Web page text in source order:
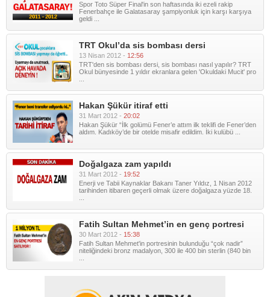
Spor Toto Süper Final'in son haftasında iki ezeli rakip
Fenerbahçe ile Galatasaray şampiyonluk için karşı karşıya
geldi ...
TRT Okul’da sis bombası dersi
13 Nisan 2012 - 12:56
TRT'den sis bombası dersi, sis bombası nasıl yapılır? TRT
Okul bünyesinde 1 yıldır ekranlara gelen 'Okuldaki Mucit' pro
Hakan Şükür itiraf etti
31 Mart 2012 - 20:02
Hakan Şükür “İlk golümü Fener’e attım ilk teklifi de Fener’den
aldım. Kadıköy’de bir otelde misafir edildim. İki kulübü ...
Doğalgaza zam yapıldı
31 Mart 2012 - 19:52
Enerji ve Tabii Kaynaklar Bakanı Taner Yıldız, 1 Nisan 2012
tarihinden itibaren geçerli olmak üzere doğalgaza yüzde 18.
Fatih Sultan Mehmet’in en genç portresi
30 Mart 2012 - 15:38
Fatih Sultan Mehmet'in portresinin bulunduğu “çok nadir”
niteliğindeki bronz madalyon, 300 ile 400 bin sterlin (840 bin